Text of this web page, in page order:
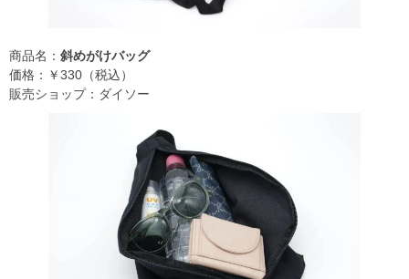
商品名： 斜めがけバッグ
価格：￥330（税込）
販売ショップ：ダイソー